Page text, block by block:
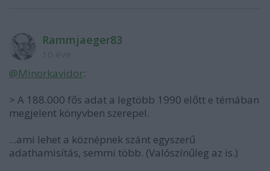
Rammjaeger83
@Minorkavidor:
> A 188.000 fős adat a legtöbb 1990 előtt e témában
megjelent könyvben szerepel.
...ami lehet a köznépnek szánt egyszerű
adathamisítás, semmi több. (Valószínűleg az is.)